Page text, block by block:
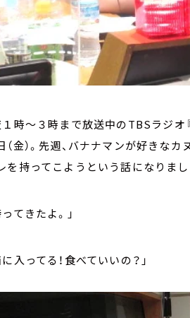
１時～３時まで放送中のTBSラジ
（金）。先週、バナナマンが好きな
を持ってこようという話になりまし
てきたよ。」
入ってる！食べていいの？」